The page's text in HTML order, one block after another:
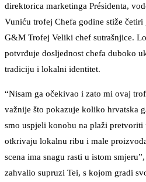
direktorica marketinga Présidenta,
Vuniću trofej Chefa godine stiže
G&M Trofej Veliki chef sutrašnjice.
potvrđuje dosljednost chefa duboko
tradiciju i lokalni identitet.
“Nisam ga očekivao i zato mi ovaj
važnije što pokazuje koliko hrvatska
smo uspjeli konobu na plaži pretvoriti
otkrivaju lokalnu ribu i male
scena ima snagu rasti u istom
zahvalio supruzi Tei, s kojom gradi